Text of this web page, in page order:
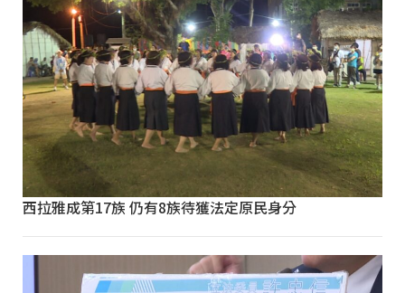
西拉雅成第17族 仍有8族待獲法定原民身分